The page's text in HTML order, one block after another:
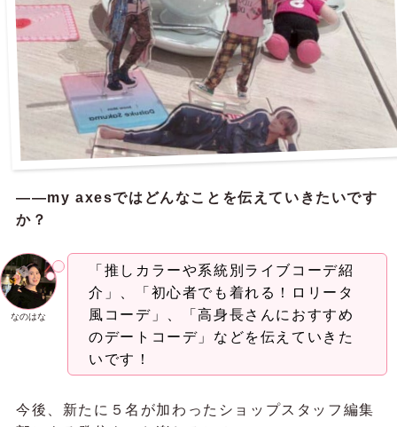
——my axesではどんなことを伝えていきたいです
か？
なのはな
「推しカラーや系統別ライブコーデ紹
介」、「初心者でも着れる！ロリータ
風コーデ」、「高身長さんにおすすめ
のデートコーデ」などを伝えていきた
いです！
今後、新たに５名が加わったショップスタッフ編集